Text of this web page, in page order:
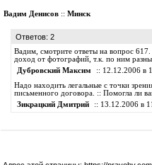
Вадим Денисов :: Минск
Ответов: 2
Вадим, смотрите ответы на вопрос
доход от фотографий, т.к. по ним
Дубровский Максим
:: 12.12.2006 в
Надо находить легальные с точки
письменного договора. :: Помогла ли
Зикрацкий Дмитрий
:: 13.12.2006 в